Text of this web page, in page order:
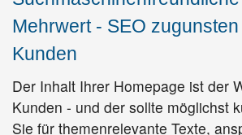
Mehrwert - SEO
Kunden
Der Inhalt Ihrer Homepage ist der
Kunden - und der sollte möglichst
Sie für themenrelevante Texte,